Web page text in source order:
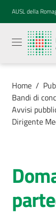
Vai al
Vai alla
Vai al footer
AUSL della
legale
Azienda
Unità
Locale della
Servizi
Luoghi di
cura
Home /
Bandi di
Avvisi
Dirigente